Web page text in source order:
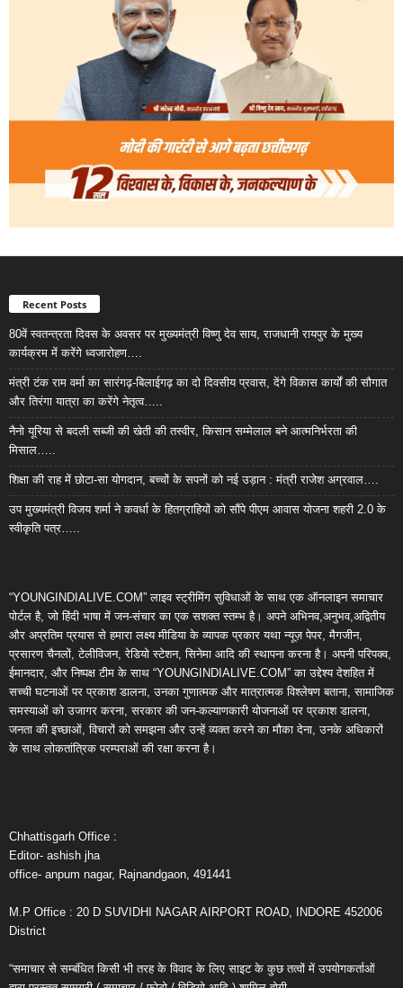
Recent Posts
80वें स्वतन्त्रता दिवस के अवसर पर मुख्यमंत्री विष्णु देव साय, राजधानी रायपुर के मुख्य
कार्यक्रम में करेंगे ध्वजारोहण….
मंत्री टंक राम वर्मा का सारंगढ़-बिलाईगढ़ का दो दिवसीय प्रवास, देंगे विकास कार्यों की सौगात
और तिरंगा यात्रा का करेंगे नेतृत्व…..
नैनो यूरिया से बदली सब्जी की खेती की तस्वीर, किसान सम्मेलाल बने आत्मनिर्भरता की
मिसाल…..
शिक्षा की राह में छोटा-सा योगदान, बच्चों के सपनों को नई उड़ान : मंत्री राजेश अग्रवाल….
उप मुख्यमंत्री विजय शर्मा ने कवर्धा के हितग्राहियों को सौंपे पीएम आवास योजना शहरी 2.0 के
स्वीकृति पत्र…..
“YOUNGINDIALIVE.COM” लाइव स्ट्रीमिंग सुविधाओं के साथ एक ऑनलाइन समाचार
पोर्टल है, जो हिंदी भाषा में जन-संचार का एक सशक्त स्तम्भ है। अपने अभिनव,अनुभव,अद्वितीय
और अप्रतिम प्रयास से हमारा लक्ष्य मीडिया के व्यापक प्रकार यथा न्यूज़ पेपर, मैगजीन,
प्रसारण चैनलों, टेलीविजन, रेडियो स्टेशन, सिनेमा आदि की स्थापना करना है। अपनी परिपक्व,
ईमानदार, और निष्पक्ष टीम के साथ “YOUNGINDIALIVE.COM” का उद्देश्य देशहित में
सच्ची घटनाओं पर प्रकाश डालना, उनका गुणात्मक और मात्रात्मक विश्लेषण बताना, सामाजिक
समस्याओं को उजागर करना, सरकार की जन-कल्याणकारी योजनाओं पर प्रकाश डालना,
जनता की इच्छाओं, विचारों को समझना और उन्हें व्यक्त करने का मौका देना, उनके अधिकारों
के साथ लोकतांत्रिक परम्पराओं की रक्षा करना है।
Chhattisgarh Office :
Editor- ashish jha
office- anpum nagar, Rajnandgaon, 491441
M.P Office : 20 D SUVIDHI NAGAR AIRPORT ROAD, INDORE 452006
District
“समाचार से सम्बंधित किसी भी तरह के विवाद के लिए साइट के कुछ तत्वों में उपयोगकर्ताओं